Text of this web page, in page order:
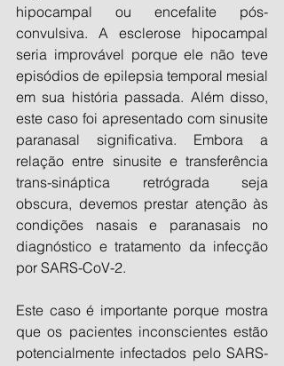
hipocampal ou encefalite pós-
convulsiva. A esclerose hipocampal
seria improvável porque ele não teve
episódios de epilepsia temporal mesial
em sua história passada. Além disso,
este caso foi apresentado com sinusite
paranasal significativa. Embora a
relação entre sinusite e transferência
trans-sináptica retrógrada seja
obscura, devemos prestar atenção às
condições nasais e paranasais no
diagnóstico e tratamento da infecção
por SARS-CoV-2.
Este caso é importante porque mostra
que os pacientes inconscientes estão
potencialmente infectados pelo SARS-